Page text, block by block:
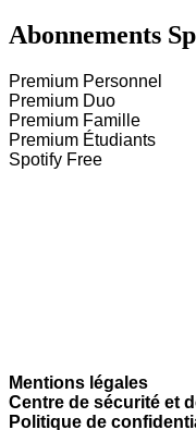
Abonnements
Premium Personnel
Premium Duo
Premium Famille
Premium Étudiants
Spotify Free
Mentions légales
Centre de sécurité et
Politique de